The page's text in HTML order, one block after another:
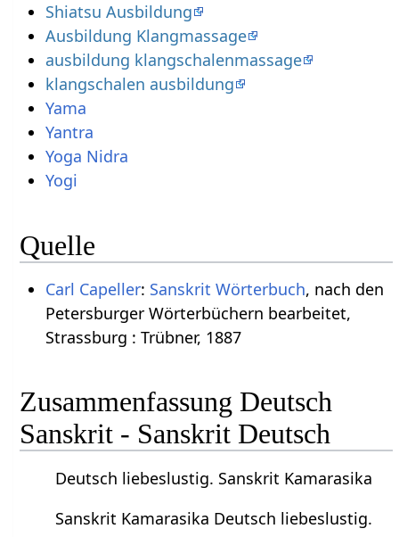
Shiatsu Ausbildung
Ausbildung Klangmassage
ausbildung klangschalenmassage
klangschalen ausbildung
Yama
Yantra
Yoga Nidra
Yogi
Quelle
Carl Capeller: Sanskrit Wörterbuch, nach den
Petersburger Wörterbüchern bearbeitet,
Strassburg : Trübner, 1887
Zusammenfassung Deutsch
Sanskrit - Sanskrit Deutsch
Deutsch liebeslustig. Sanskrit Kamarasika
Sanskrit Kamarasika Deutsch liebeslustig.